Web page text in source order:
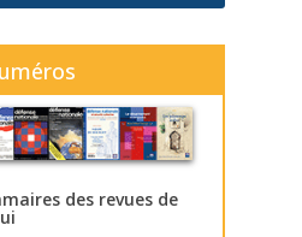
des revues de